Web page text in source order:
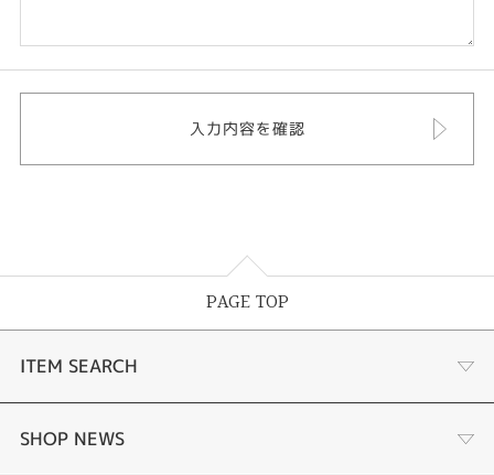
PAGE TOP
ITEM SEARCH
あこや真珠
SHOP NEWS